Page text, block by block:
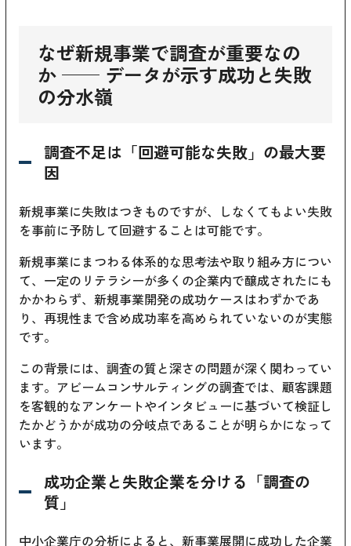
なぜ新規事業で調査が重要なの
か ── データが示す成功と失敗
の分水嶺
調査不足は「回避可能な失敗」の最大要
因
新規事業に失敗はつきものですが、しなくてもよい失敗
を事前に予防して回避することは可能です。
新規事業にまつわる体系的な思考法や取り組み方につい
て、一定のリテラシーが多くの企業内で醸成されたにも
かかわらず、新規事業開発の成功ケースはわずかであ
り、再現性まで含め成功率を高められていないのが実態
です。
この背景には、調査の質と深さの問題が深く関わってい
ます。アビームコンサルティングの調査では、顧客課題
を客観的なアンケートやインタビューに基づいて検証し
たかどうかが成功の分岐点であることが明らかになって
います。
成功企業と失敗企業を分ける「調査の
質」
中小企業庁の分析によると、新事業展開に成功した企業